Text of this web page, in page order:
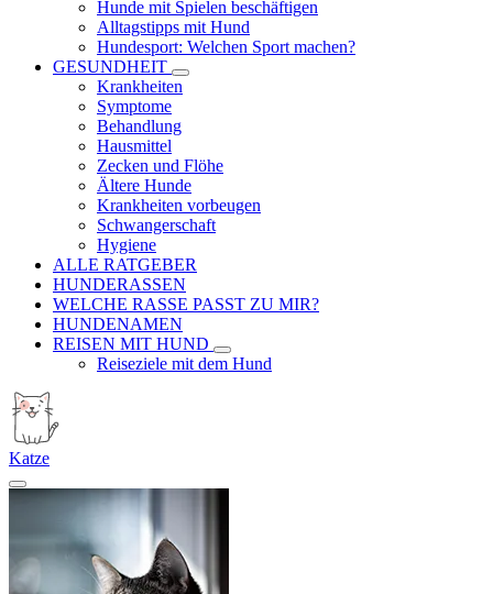
Hunde mit Spielen beschäftigen
Alltagstipps mit Hund
Hundesport: Welchen Sport machen?
GESUNDHEIT
Krankheiten
Symptome
Behandlung
Hausmittel
Zecken und Flöhe
Ältere Hunde
Krankheiten vorbeugen
Schwangerschaft
Hygiene
ALLE RATGEBER
HUNDERASSEN
WELCHE RASSE PASST ZU MIR?
HUNDENAMEN
REISEN MIT HUND
Reiseziele mit dem Hund
Katze